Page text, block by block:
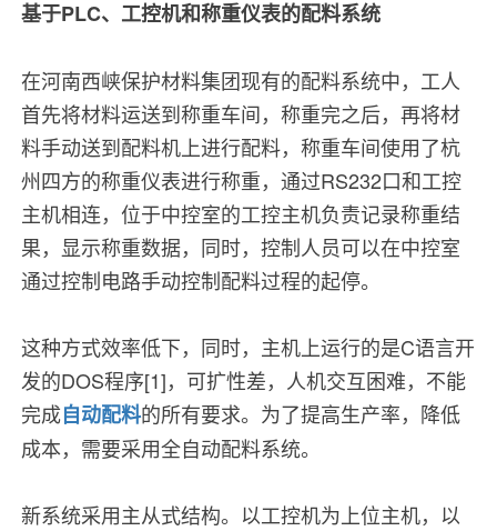
基于PLC、工控机和称重仪表的配料系统
在河南西峡保护材料集团现有的配料系统中，工人
首先将材料运送到称重车间，称重完之后，再将材
料手动送到配料机上进行配料，称重车间使用了杭
州四方的称重仪表进行称重，通过RS232口和工控
主机相连，位于中控室的工控主机负责记录称重结
果，显示称重数据，同时，控制人员可以在中控室
通过控制电路手动控制配料过程的起停。
这种方式效率低下，同时，主机上运行的是C语言开
发的DOS程序[1]，可扩性差，人机交互困难，不能
完成自动配料的所有要求。为了提高生产率，降低
成本，需要采用全自动配料系统。
新系统采用主从式结构。以工控机为上位主机，以